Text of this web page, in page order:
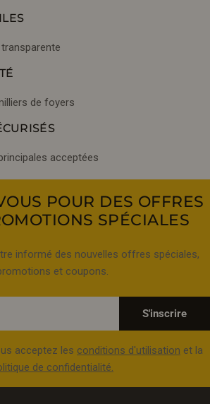
de foyers
acceptées
POUR DES OFFRES
SPÉCIALES
informé des nouvelles offres spéciales,
et coupons.
S'inscrire
acceptez les conditions d'utilisation et la
de confidentialité.